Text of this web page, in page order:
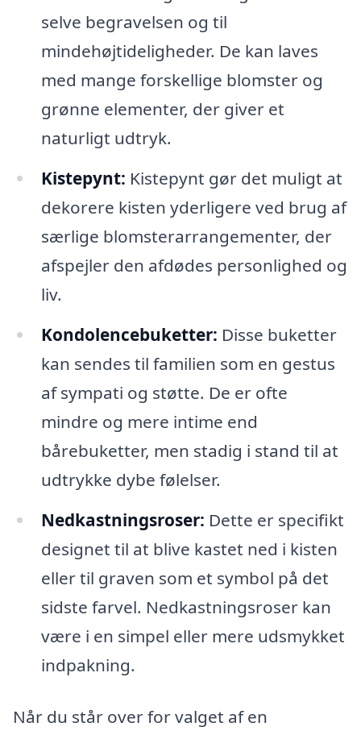
selve begravelsen og til
mindehøjtideligheder. De kan laves
med mange forskellige blomster og
grønne elementer, der giver et
naturligt udtryk.
Kistepynt: Kistepynt gør det muligt at
dekorere kisten yderligere ved brug af
særlige blomsterarrangementer, der
afspejler den afdødes personlighed og
liv.
Kondolencebuketter: Disse buketter
kan sendes til familien som en gestus
af sympati og støtte. De er ofte
mindre og mere intime end
bårebuketter, men stadig i stand til at
udtrykke dybe følelser.
Nedkastningsroser: Dette er specifikt
designet til at blive kastet ned i kisten
eller til graven som et symbol på det
sidste farvel. Nedkastningsroser kan
være i en simpel eller mere udsmykket
indpakning.
Når du står over for valget af en